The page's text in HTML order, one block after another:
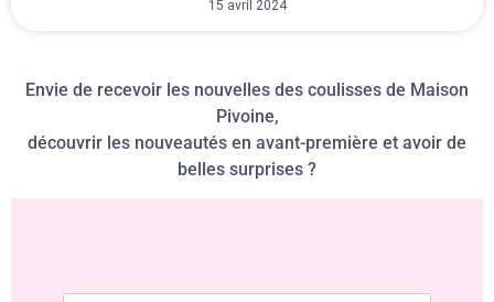
15 avril 2024
Envie de recevoir les nouvelles des coulisses de Maison
Pivoine,
découvrir les nouveautés en avant-première et avoir de
belles surprises ?